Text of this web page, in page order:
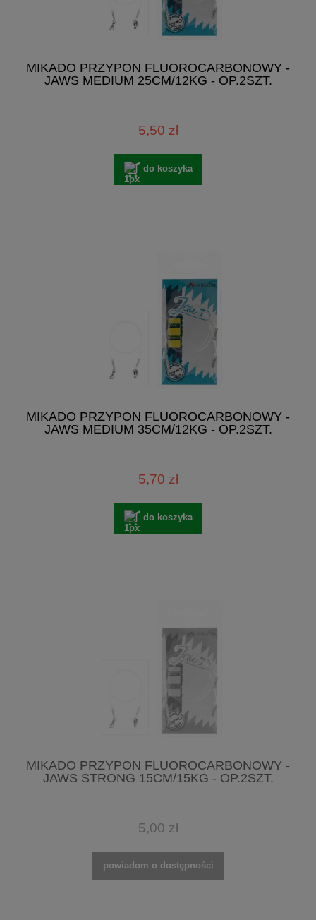
MIKADO PRZYPON FLUOROCARBONOWY -
JAWS MEDIUM 25CM/12KG - OP.2SZT.
5,50 zł
do koszyka
MIKADO PRZYPON FLUOROCARBONOWY -
JAWS MEDIUM 35CM/12KG - OP.2SZT.
5,70 zł
do koszyka
MIKADO PRZYPON FLUOROCARBONOWY -
JAWS STRONG 15CM/15KG - OP.2SZT.
5,00 zł
powiadom o dostępności